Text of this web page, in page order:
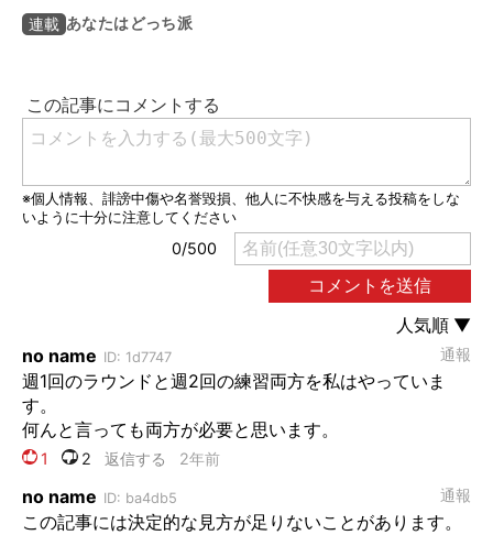
連載 あなたはどっち派